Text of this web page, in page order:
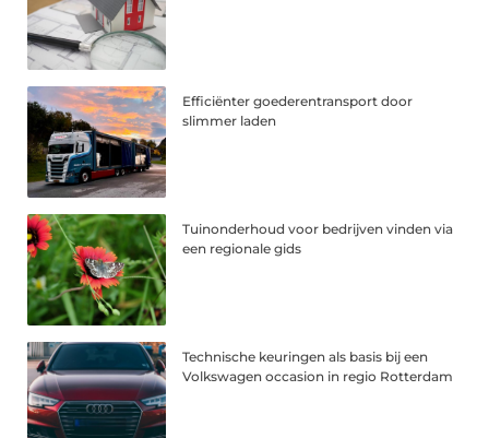
Efficiënter goederentransport door
slimmer laden
Tuinonderhoud voor bedrijven vinden via
een regionale gids
Technische keuringen als basis bij een
Volkswagen occasion in regio Rotterdam